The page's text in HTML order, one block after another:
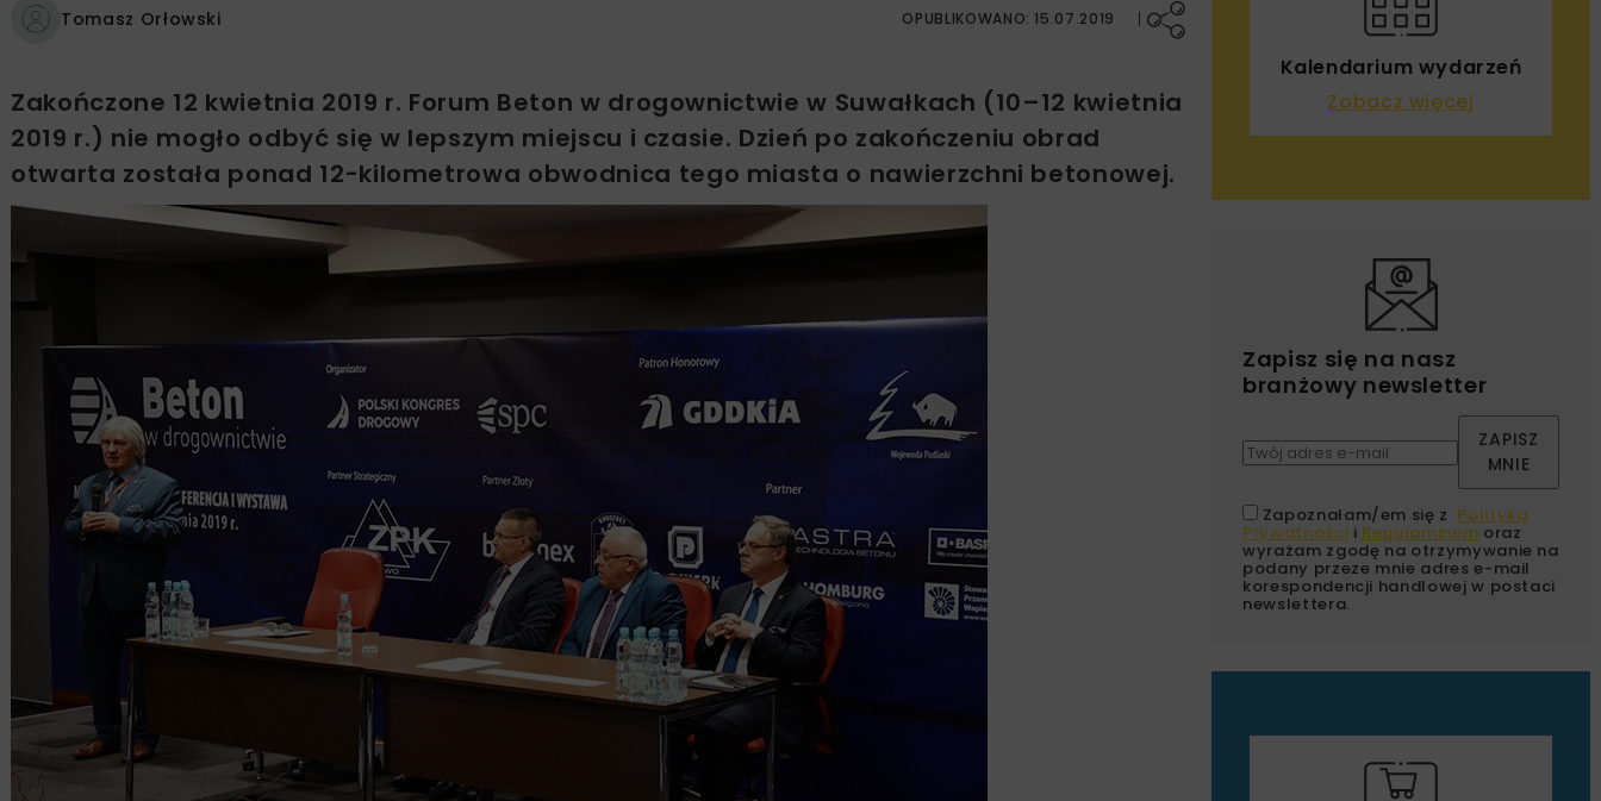
Tomasz Orłowski OPUBLIKOWANO: 15.07.2019
Zakończone 12 kwietnia 2019 r. Forum Beton w drogownictwie w Suwałkach (10–12 kwietnia
2019 r.) nie mogło odbyć się w lepszym miejscu i czasie. Dzień po zakończeniu obrad
otwarta została ponad 12-kilometrowa obwodnica tego miasta o nawierzchni betonowej.
Kalendarium wydarzeń
Zobacz więcej
Zapisz się na nasz
branżowy newsletter
ZAPISZ
MNIE
Zapoznałam/em się z Polityką
Prywatności i Regulaminem oraz
wyrażam zgodę na otrzymywanie na
podany przeze mnie adres e-mail
korespondencji handlowej w postaci
newslettera.